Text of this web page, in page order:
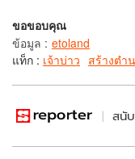
ขอขอบคุณ
ข้อมูล : etoland
แท็ก : เจ้าบ่าว สร้างตำ
สนั